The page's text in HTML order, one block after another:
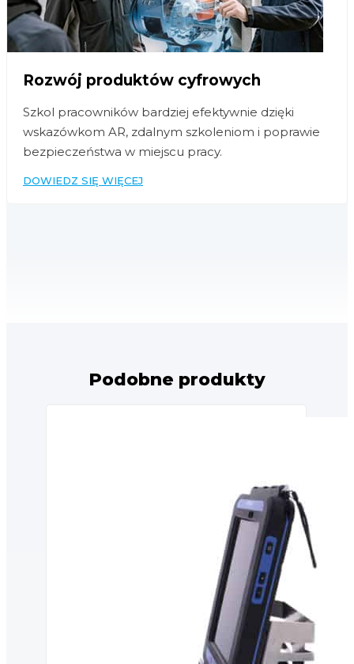
Rozwój produktów cyfrowych
Szkol pracowników bardziej efektywnie dzięki
wskazówkom AR, zdalnym szkoleniom i poprawie
bezpieczeństwa w miejscu pracy.
DOWIEDZ SIĘ WIĘCEJ
Podobne produkty